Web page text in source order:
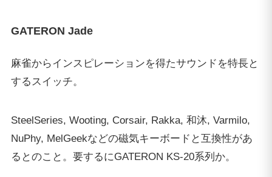
GATERON Jade
麻雀からインスピレーションを得たサウンドを特長と
するスイッチ。
SteelSeries, Wooting, Corsair, Rakka, 和沐, Varmilo,
NuPhy, MelGeekなどの磁気キーボードと互換性があ
るとのこと。要するにGATERON KS-20系列か。